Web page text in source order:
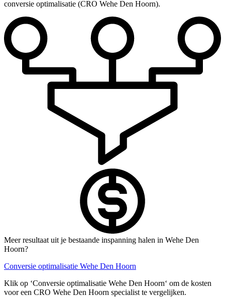
conversie optimalisatie (CRO Wehe Den Hoorn).
Meer resultaat uit je bestaande inspanning halen in Wehe Den
Hoorn?
Conversie optimalisatie Wehe Den Hoorn
Klik op ‘Conversie optimalisatie Wehe Den Hoorn‘ om de kosten
voor een CRO Wehe Den Hoorn specialist te vergelijken.